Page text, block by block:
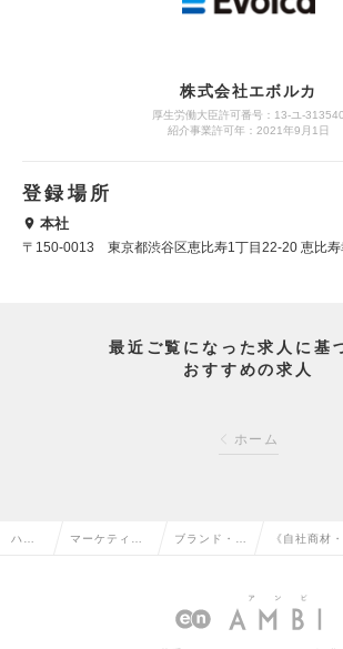
株式会社エボルカ
厚生労働大臣許可番号：13‐ユ‐313540
紹介事業許可年：2021年9月1日
登録場所
本社
〒150-0013 東京都渋谷区恵比寿1丁目22-20 恵比寿
最近ご覧になった求人に基
おすすめの求人
ホーム
ハイ マーケティン ブランド・プ
ージャーの転
《自社商材
ィング推進